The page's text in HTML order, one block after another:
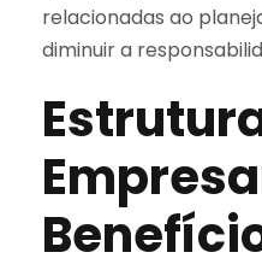
relacionadas ao
diminuir a